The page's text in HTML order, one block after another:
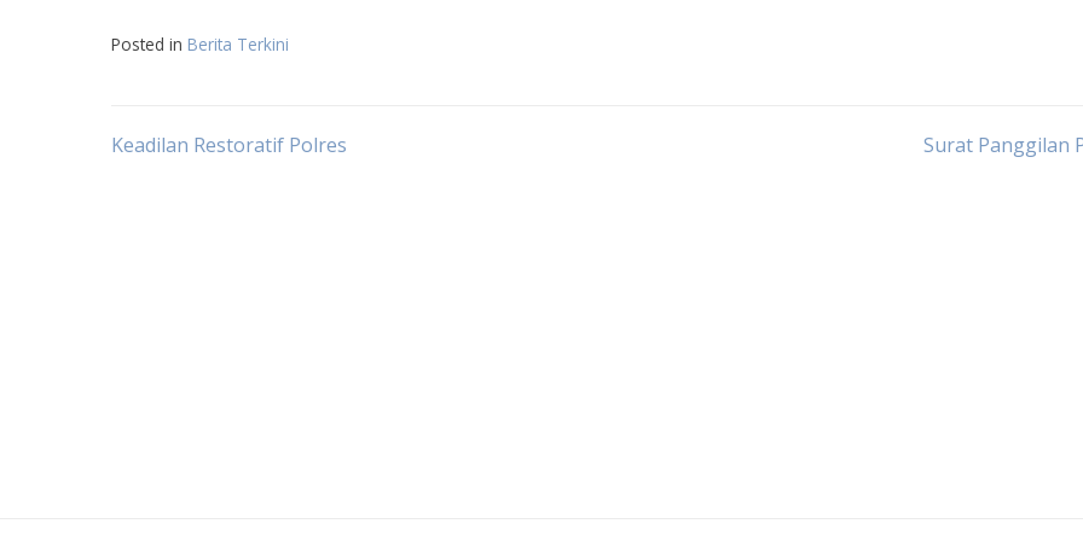
Posted in Berita Terkini
Post
Keadilan Restoratif Polres Surat Panggilan